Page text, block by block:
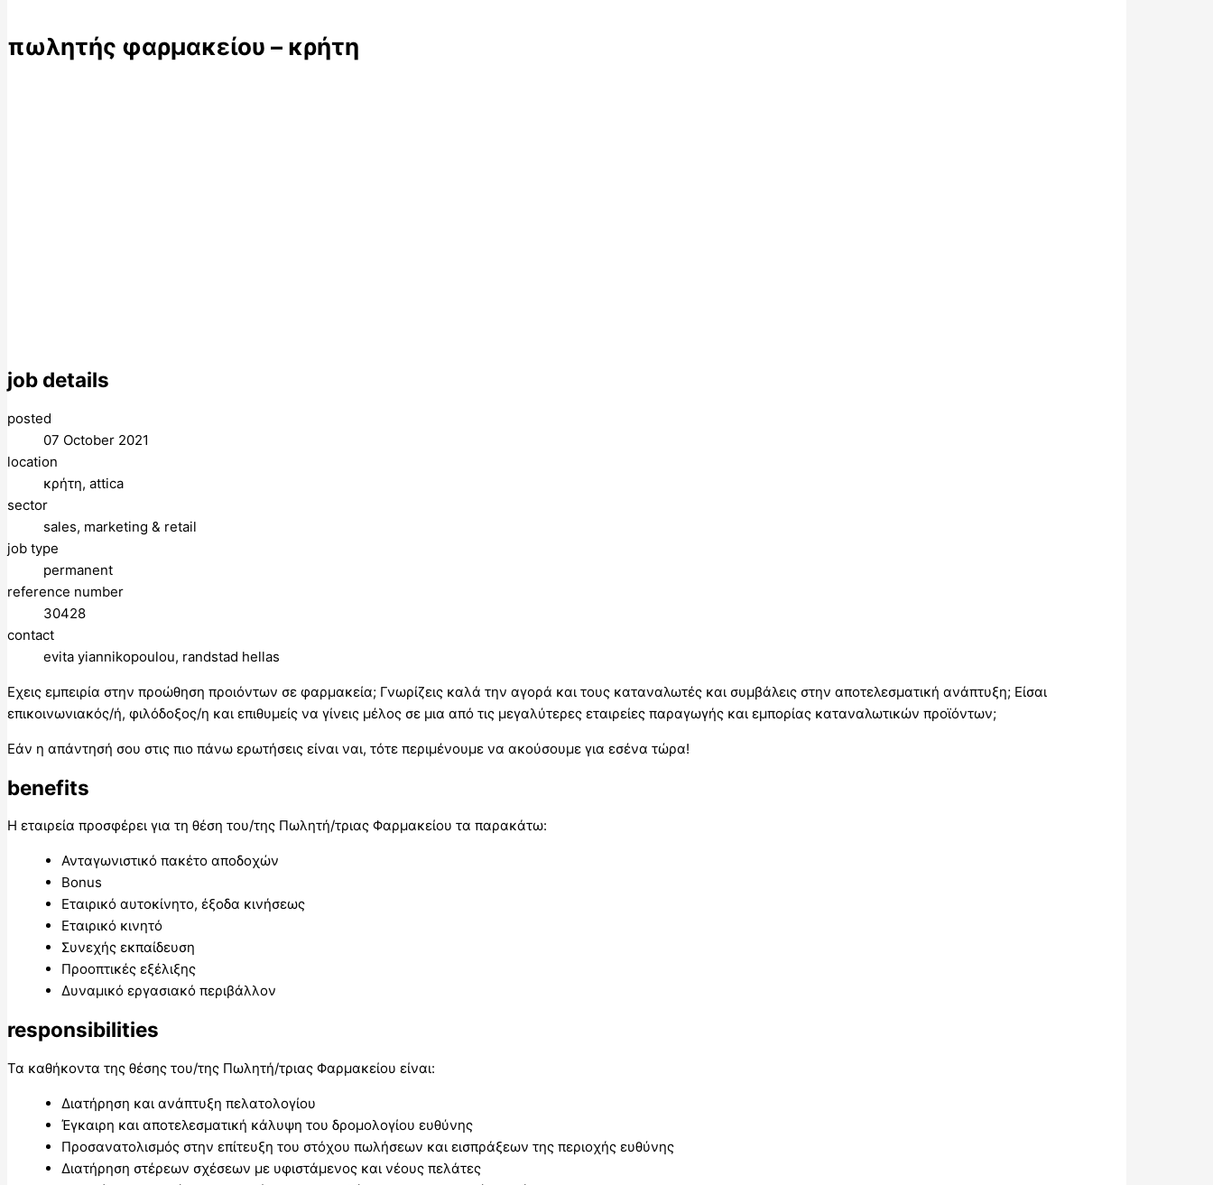
πωλητής φαρμακείου – κρήτη
job details
posted
07 October 2021
location
κρήτη, attica
sector
sales, marketing & retail
job type
permanent
reference number
30428
contact
evita yiannikopoulou, randstad hellas
Εχεις εμπειρία στην προώθηση προιόντων σε φαρμακεία; Γνωρίζεις καλά την αγορά και τους καταναλωτές και συμβάλεις στην αποτελεσματική ανάπτυξη; Είσαι
επικοινωνιακός/ή, φιλόδοξος/η και επιθυμείς να γίνεις μέλος σε μια από τις μεγαλύτερες εταιρείες παραγωγής και εμπορίας καταναλωτικών προϊόντων;
Εάν η απάντησή σου στις πιο πάνω ερωτήσεις είναι ναι, τότε περιμένουμε να ακούσουμε για εσένα τώρα!
benefits
Η εταιρεία προσφέρει για τη θέση του/της Πωλητή/τριας Φαρμακείου τα παρακάτω:
Ανταγωνιστικό πακέτο αποδοχών
Bonus
Εταιρικό αυτοκίνητο, έξοδα κινήσεως
Εταιρικό κινητό
Συνεχής εκπαίδευση
Προοπτικές εξέλιξης
Δυναμικό εργασιακό περιβάλλον
responsibilities
Τα καθήκοντα της θέσης του/της Πωλητή/τριας Φαρμακείου είναι:
Διατήρηση και ανάπτυξη πελατολογίου
Έγκαιρη και αποτελεσματική κάλυψη του δρομολογίου ευθύνης
Προσανατολισμός στην επίτευξη του στόχου πωλήσεων και εισπράξεων της περιοχής ευθύνης
Διατήρηση στέρεων σχέσεων με υφιστάμενος και νέους πελάτες